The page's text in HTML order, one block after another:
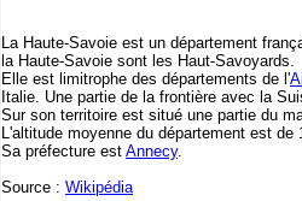
La Haute-Savoie est un département
la Haute-Savoie sont les Haut-Savoyards.
Elle est limitrophe des départements de l'
Italie. Une partie de la frontière avec la
Sur son territoire est situé une partie du
L'altitude moyenne du département est
Sa préfecture est Annecy.
Source : Wikipédia